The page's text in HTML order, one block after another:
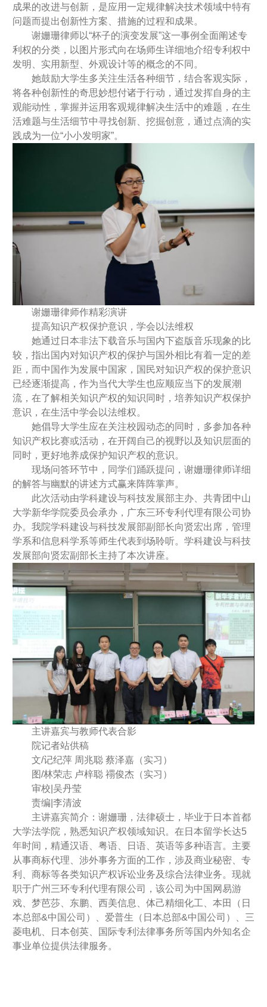
成果的改进与创新，是应用一定规律解决技术领域中特有
问题而提出创新性方案、措施的过程和成果。
谢姗珊律师以“杯子的演变发展”这一事例全面阐述专
利权的分类，以图片形式向在场师生详细地介绍专利权中
发明、实用新型、外观设计等的概念的不同。
她鼓励大学生多关注生活各种细节，结合客观实际，
将各种创新性的奇思妙想付诸于行动，通过发挥自身的主
观能动性，掌握并运用客观规律解决生活中的难题，在生
活难题与生活细节中寻找创新、挖掘创意，通过点滴的实
践成为一位“小小发明家”。
谢姗珊律师作精彩演讲
提高知识产权保护意识，学会以法维权
她通过日本非法下载音乐与国内下盗版音乐现象的比
较，指出国内对知识产权的保护与国外相比有着一定的差
距，而中国作为发展中国家，国民对知识产权的保护意识
已经逐渐提高，作为当代大学生也应顺应当下的发展潮
流，在了解相关知识产权的知识同时，培养知识产权保护
意识，在生活中学会以法维权。
她倡导大学生应在关注校园动态的同时，多参加各种
知识产权比赛或活动，在开阔自己的视野以及知识层面的
同时，更好地养成保护知识产权的意识。
现场问答环节中，同学们踊跃提问，谢姗珊律师详细
的解答与幽默的讲述方式赢来阵阵掌声。
此次活动由学科建设与科技发展部主办、共青团中山
大学新华学院委员会承办，广东三环专利代理有限公司协
办。我院学科建设与科技发展部副部长向贤宏出席，管理
学系和信息科学系等师生代表到场聆听。学科建设与科技
发展部向贤宏副部长主持了本次讲座。
主讲嘉宾与教师代表合影
院记者站供稿
文/记纪萍 周兆聪 蔡泽嘉（实习）
图/林荣志 卢梓聪 禤俊杰（实习）
审校|吴丹莹
责编|李清波
主讲嘉宾简介： 谢姗珊，法律硕士，毕业于日本首都
大学法学院，熟悉知识产权领域知识。在日本留学长达5
年时间，精通汉语、粤语、日语、英语等多种语言。主要
从事商标代理、涉外事务方面的工作，涉及商业秘密、专
利、商标等各类知识产权诉讼业务及综合法律业务。现就
职于广州三环专利代理有限公司，该公司为中国网易游
戏、梦芭莎、东鹏、西美信息、体己精细化工、本田（日
本总部&中国公司）、爱普生（日本总部&中国公司）、三
菱电机、日本创英、国际专利法律事务所等国内外知名企
事业单位提供法律服务。